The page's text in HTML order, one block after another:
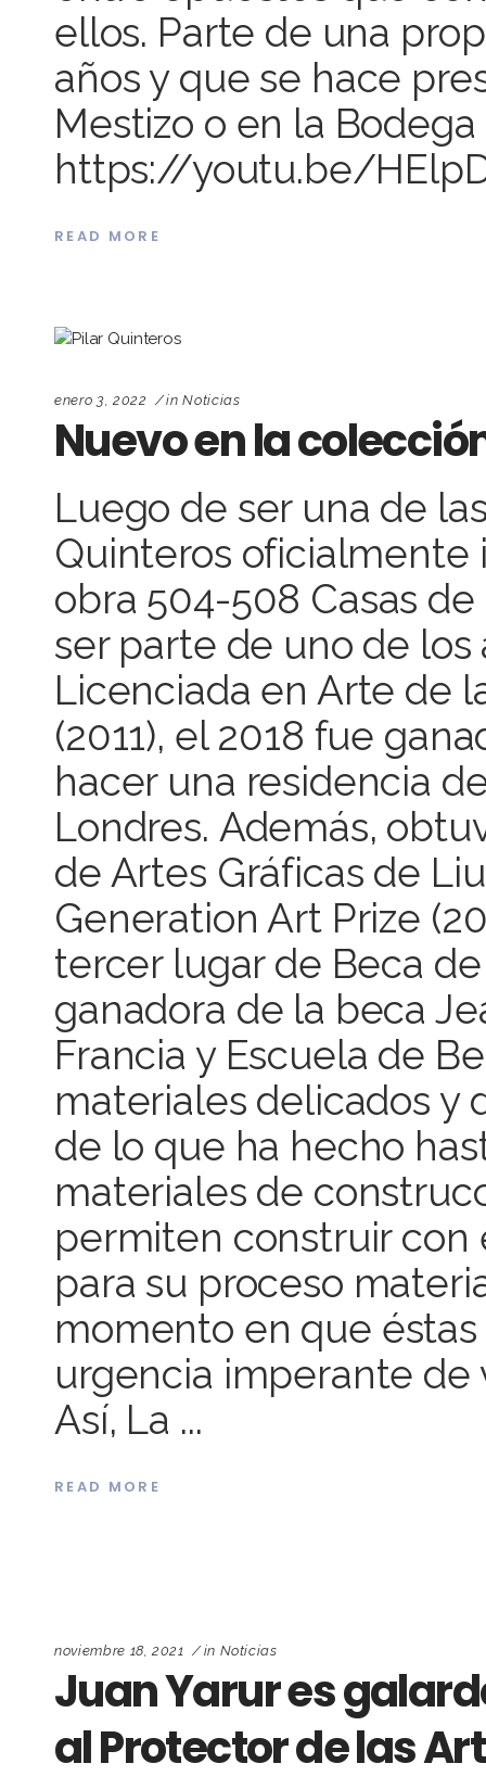
ellos. Parte de una
años y que se hace
Mestizo o en la
https://youtu.be/
READ MORE
enero 3, 2022 in Noticias
Nuevo en la
Luego de ser una de
Quinteros oficialmente
obra 504-508 Casas
ser parte de uno de
Licenciada en Arte de
(2011), el 2018 fue
hacer una residencia
Londres. Además,
de Artes Gráficas de
Generation Art Prize
tercer lugar de Beca de
ganadora de la beca
Francia y Escuela de
materiales delicados y
de lo que ha hecho
materiales de
permiten construir con
para su proceso
momento en que
urgencia imperante de
Así, La
READ MORE
noviembre 18, 2021 in Noticias
Juan Yarur es
al Protector de las